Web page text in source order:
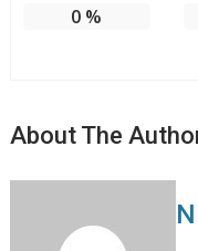
0 %
About The